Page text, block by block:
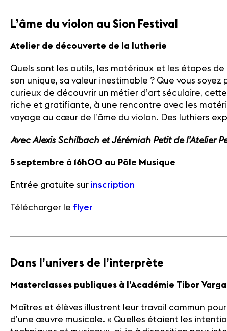
L’âme du violon au Sion Festival
Atelier de découverte de la lutherie
Quels sont les outils, les matériaux et les étapes
son unique, sa valeur inestimable ? Que vous
curieux de découvrir un métier d’art séculaire,
riche et gratifiante, à une rencontre avec les
voyage au cœur de l’âme du violon. Des luthiers
Avec Alexis Schilbach et Jérémiah Petit de l’Atelier
5 septembre à 16h00 au Pôle Musique
Entrée gratuite sur inscription
Télécharger le flyer
Dans l’univers de l’interprète
Masterclasses publiques à l’Académie Tibor Varga
Maîtres et élèves illustrent leur travail commun
d’une œuvre musicale. « Quelles étaient les